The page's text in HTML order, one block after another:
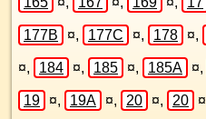
177B ¤, 177C ¤, 178 ¤,
¤, 184 ¤, 185 ¤, 185A ¤,
19 ¤, 19A ¤, 20 ¤, 20 ¤